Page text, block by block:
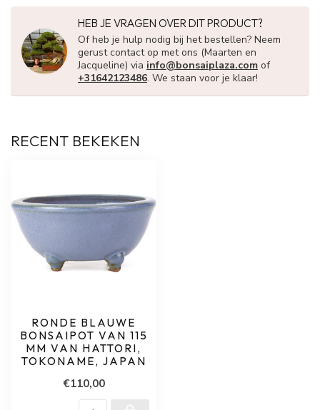
HEB JE VRAGEN OVER DIT PRODUCT?
Of heb je hulp nodig bij het bestellen? Neem
gerust contact op met ons (Maarten en
Jacqueline) via info@bonsaiplaza.com of
+31642123486. We staan voor je klaar!
RECENT BEKEKEN
RONDE BLAUWE
BONSAIPOT VAN 115
MM VAN HATTORI,
TOKONAME, JAPAN
€110,00